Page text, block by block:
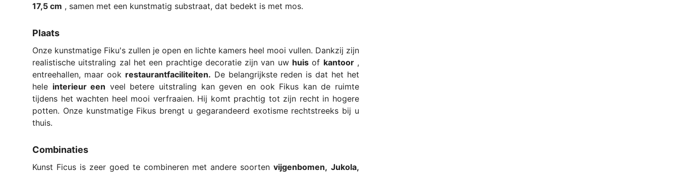
17,5 cm , samen met een kunstmatig substraat, dat bedekt is met mos.
Plaats
Onze kunstmatige Fiku's zullen je open en lichte kamers heel mooi vullen. Dankzij zijn
realistische uitstraling zal het een prachtige decoratie zijn van uw huis of kantoor,
entreehallen, maar ook restaurantfaciliteiten. De belangrijkste reden is dat het het
hele interieur een veel betere uitstraling kan geven en ook Fikus kan de ruimte
tijdens het wachten heel mooi verfraaien. Hij komt prachtig tot zijn recht in hogere
potten. Onze kunstmatige Fikus brengt u gegarandeerd exotisme rechtstreeks bij u
thuis.
Combinaties
Kunst Ficus is zeer goed te combineren met andere soorten vijgenbomen, Jukola,